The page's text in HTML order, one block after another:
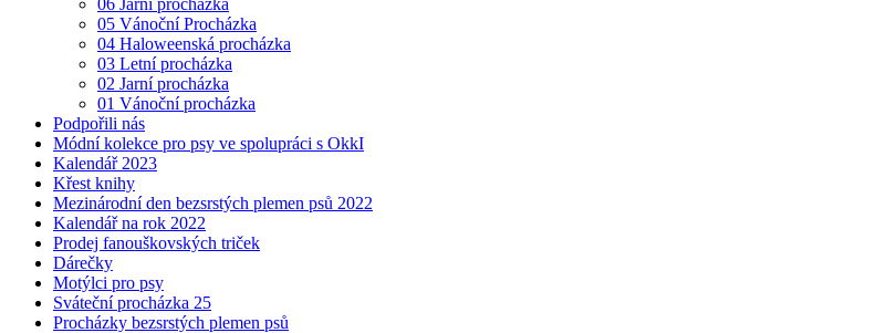
06 Jarní procházka
05 Vánoční Procházka
04 Haloweenská procházka
03 Letní procházka
02 Jarní procházka
01 Vánoční procházka
Podpořili nás
Módní kolekce pro psy ve spolupráci s OkkI
Kalendář 2023
Křest knihy
Mezinárodní den bezsrstých plemen psů 2022
Kalendář na rok 2022
Prodej fanouškovských triček
Dárečky
Motýlci pro psy
Sváteční procházka 25
Procházky bezsrstých plemen psů